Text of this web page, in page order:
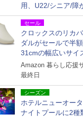
用、U22/シニア/障
を9月15日から発売
セール
クロックスのリカ
ダルがセールで半
31cmの幅広いサイ
独自のクッション
Amazon 暮らし応援
最終日
シーズン
ホテルニューオータ
ナイトプールに2種